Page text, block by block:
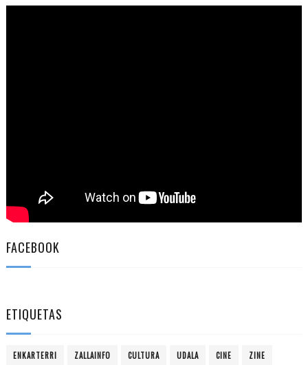
FACEBOOK
ETIQUETAS
ENKARTERRI ZALLAINFO CULTURA UDALA CINE ZINE